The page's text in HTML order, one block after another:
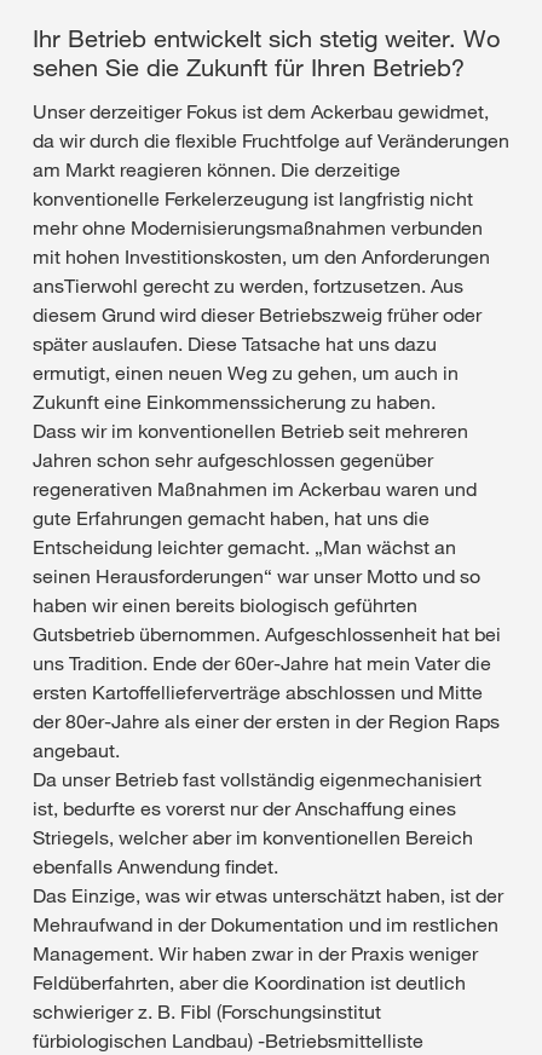
Ihr Betrieb entwickelt sich stetig weiter. Wo
sehen Sie die Zukunft für Ihren Betrieb?
Unser derzeitiger Fokus ist dem Ackerbau gewidmet,
da wir durch die flexible Fruchtfolge auf Veränderungen
am Markt reagieren können. Die derzeitige
konventionelle Ferkelerzeugung ist langfristig nicht
mehr ohne Modernisierungsmaßnahmen verbunden
mit hohen Investitionskosten, um den Anforderungen
ansTierwohl gerecht zu werden, fortzusetzen. Aus
diesem Grund wird dieser Betriebszweig früher oder
später auslaufen. Diese Tatsache hat uns dazu
ermutigt, einen neuen Weg zu gehen, um auch in
Zukunft eine Einkommenssicherung zu haben.
Dass wir im konventionellen Betrieb seit mehreren
Jahren schon sehr aufgeschlossen gegenüber
regenerativen Maßnahmen im Ackerbau waren und
gute Erfahrungen gemacht haben, hat uns die
Entscheidung leichter gemacht. „Man wächst an
seinen Herausforderungen“ war unser Motto und so
haben wir einen bereits biologisch geführten
Gutsbetrieb übernommen. Aufgeschlossenheit hat bei
uns Tradition. Ende der 60er-Jahre hat mein Vater die
ersten Kartoffellieferverträge abschlossen und Mitte
der 80er-Jahre als einer der ersten in der Region Raps
angebaut.
Da unser Betrieb fast vollständig eigenmechanisiert
ist, bedurfte es vorerst nur der Anschaffung eines
Striegels, welcher aber im konventionellen Bereich
ebenfalls Anwendung findet.
Das Einzige, was wir etwas unterschätzt haben, ist der
Mehraufwand in der Dokumentation und im restlichen
Management. Wir haben zwar in der Praxis weniger
Feldüberfahrten, aber die Koordination ist deutlich
schwieriger z. B. Fibl (Forschungsinstitut
fürbiologischen Landbau) -Betriebsmittelliste